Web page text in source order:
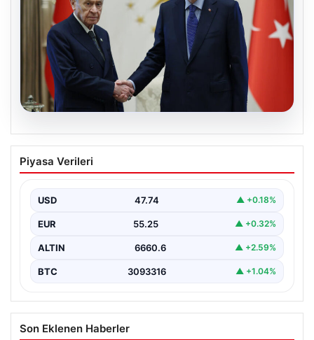
Cumhurbaşkanı Erdoğan, Devlet
Bahçeli ile görüştü
Piyasa Verileri
USD 47.74 ▲ +0.18%
EUR 55.25 ▲ +0.32%
ALTIN 6660.6 ▲ +2.59%
BTC 3093316 ▲ +1.04%
Son Eklenen Haberler